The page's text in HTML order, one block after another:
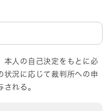
人の自己決定をもとに必
状況に応じて裁判所への申
れる。